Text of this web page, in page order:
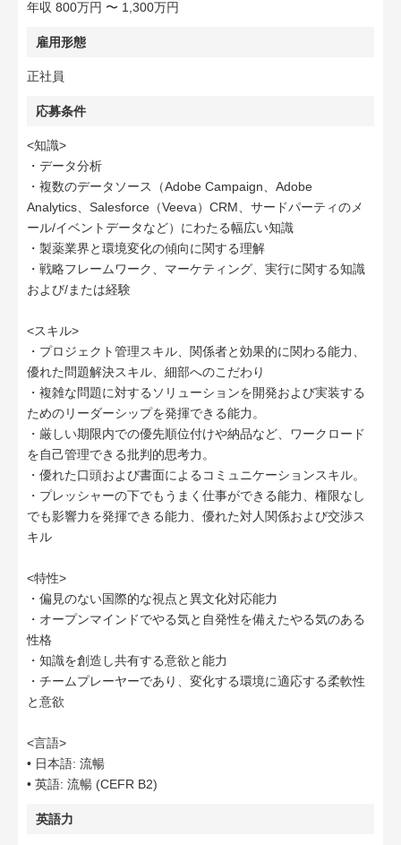
年収 800万円 〜 1,300万円
雇用形態
正社員
応募条件
<知識>
・データ分析
・複数のデータソース（Adobe Campaign、Adobe
Analytics、Salesforce（Veeva）CRM、サードパーティのメ
ール/イベントデータなど）にわたる幅広い知識
・製薬業界と環境変化の傾向に関する理解
・戦略フレームワーク、マーケティング、実行に関する知識
および/または経験
<スキル>
・プロジェクト管理スキル、関係者と効果的に関わる能力、
優れた問題解決スキル、細部へのこだわり
・複雑な問題に対するソリューションを開発および実装する
ためのリーダーシップを発揮できる能力。
・厳しい期限内での優先順位付けや納品など、ワークロード
を自己管理できる批判的思考力。
・優れた口頭および書面によるコミュニケーションスキル。
・プレッシャーの下でもうまく仕事ができる能力、権限なし
でも影響力を発揮できる能力、優れた対人関係および交渉ス
キル
<特性>
・偏見のない国際的な視点と異文化対応能力
・オープンマインドでやる気と自発性を備えたやる気のある
性格
・知識を創造し共有する意欲と能力
・チームプレーヤーであり、変化する環境に適応する柔軟性
と意欲
<言語>
• 日本語: 流暢
• 英語: 流暢 (CEFR B2)
英語力